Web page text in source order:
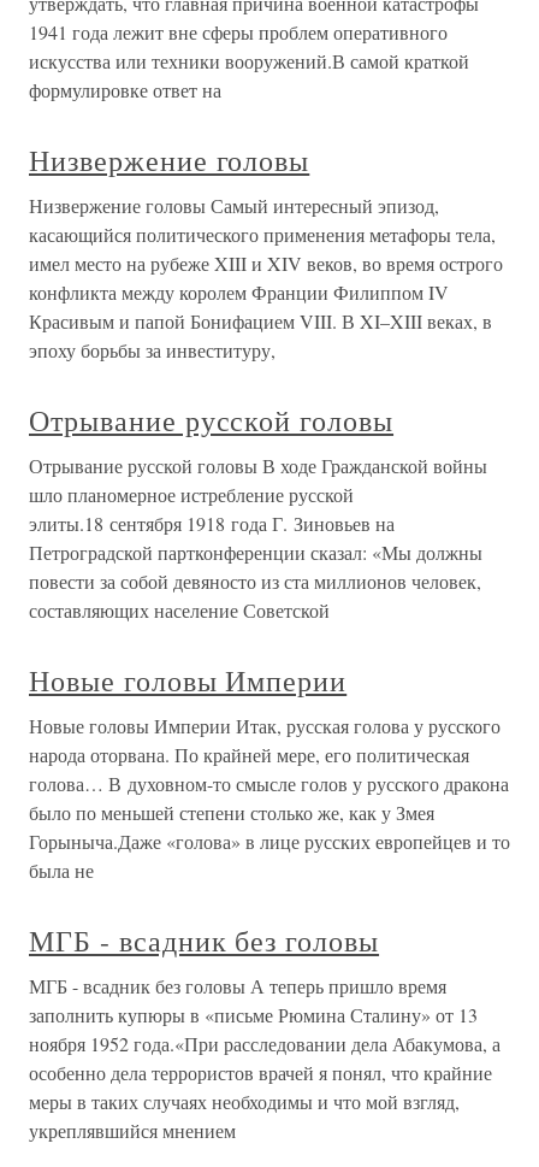
1941 года лежит вне сферы проблем оперативного
искусства или техники вооружений.В самой краткой
формулировке ответ на
Низвержение головы
Низвержение головы Самый интересный эпизод,
касающийся политического применения метафоры тела,
имел место на рубеже XIII и XIV веков, во время острого
конфликта между королем Франции Филиппом IV
Красивым и папой Бонифацием VIII. В XI–XIII веках, в
эпоху борьбы за инвеституру,
Отрывание русской головы
Отрывание русской головы В ходе Гражданской войны
шло планомерное истребление русской
элиты.18 сентября 1918 года Г. Зиновьев на
Петроградской партконференции сказал: «Мы должны
повести за собой девяносто из ста миллионов человек,
составляющих население Советской
Новые головы Империи
Новые головы Империи Итак, русская голова у русского
народа оторвана. По крайней мере, его политическая
голова… В духовном-то смысле голов у русского дракона
было по меньшей степени столько же, как у Змея
Горыныча.Даже «голова» в лице русских европейцев и то
была не
МГБ - всадник без головы
МГБ - всадник без головы А теперь пришло время
заполнить купюры в «письме Рюмина Сталину» от 13
ноября 1952 года.«При расследовании дела Абакумова, а
особенно дела террористов врачей я понял, что крайние
меры в таких случаях необходимы и что мой взгляд,
укреплявшийся мнением